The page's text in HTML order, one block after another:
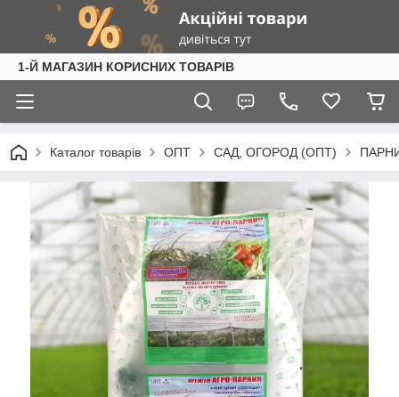
1-Й МАГАЗИН КОРИСНИХ ТОВАРІВ
Каталог товарів ОПТ САД, ОГОРОД (ОПТ)